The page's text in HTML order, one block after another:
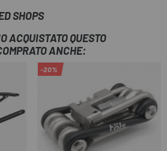
SHOPS
ACQUISTATO QUESTO
ANCHE:
-20%